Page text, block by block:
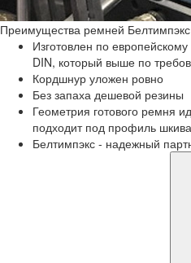
Преимущества ремней Белтимпэкс
Изготовлен по европейскому
DIN, который выше по
Кордшнур уложен ровно
Без запаха дешевой резины
Геометрия готового ремня
подходит под профиль шкива
Белтимпэкс - надежный